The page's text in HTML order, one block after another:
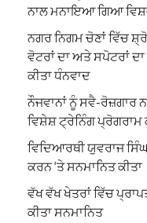
ਨਾਲ ਮਨਾਇਆ ਗਿਆ
ਨਗਰ ਨਿਗਮ ਚੋਣਾਂ ਵਿੱਚ
ਵੋਟਰਾਂ ਦਾ ਅਤੇ ਸਪੋਟਰਾਂ
ਕੀਤਾ ਧੰਨਵਾਦ
ਨੌਜਵਾਨਾਂ ਨੂੰ ਸਵੈ-
ਵਿਸ਼ੇਸ਼ ਟ੍ਰੇਨਿੰਗ
ਵਿਦਿਆਰਥੀ ਯੁਵਰਾਜ
ਕਰਨ ‘ਤੇ ਸਨਮਾਨਿਤ ਕੀਤਾ
ਵੱਖ ਵੱਖ ਖੇਤਰਾਂ ਵਿੱਚ
ਕੀਤਾ ਸਨਮਾਨਿਤ